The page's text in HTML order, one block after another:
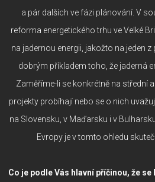
a pár dalších ve fázi plánování. V
reforma energetického trhu ve Velké
na jadernou energii, jakožto na jeden
dobrým příkladem toho, že jaderná
Zaměříme-li se konkrétně na střední
projekty probíhají nebo se o nich
na Slovensku, v Maďarsku i v
Evropy je v tomto ohledu
Co je podle Vás hlavní příčinou, že